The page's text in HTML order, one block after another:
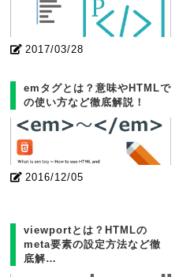
2017/03/28
emタグとは？意味やHTMLで
の使い方など徹底解説！
2016/12/05
viewportとは？HTMLの
meta要素の設定方法など徹
底解…